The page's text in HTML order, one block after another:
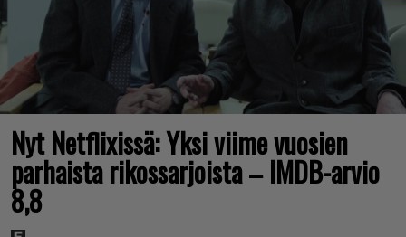
Nyt Netflixissä: Yksi viime vuosien
parhaista rikossarjoista – IMDB-arvio
8,8